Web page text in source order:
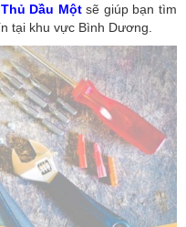
Dầu Một sẽ giúp bạn tìm
tại khu vực Bình Dương.